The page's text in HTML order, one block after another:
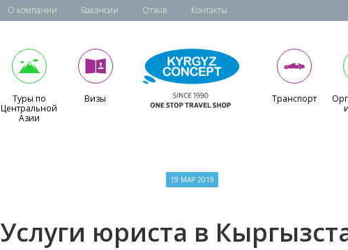
О компании Вакансии Отзыв Контакты
Туры по
Центральной
Азии
Визы Транспорт
19 МАР 2019
Услуги юриста в